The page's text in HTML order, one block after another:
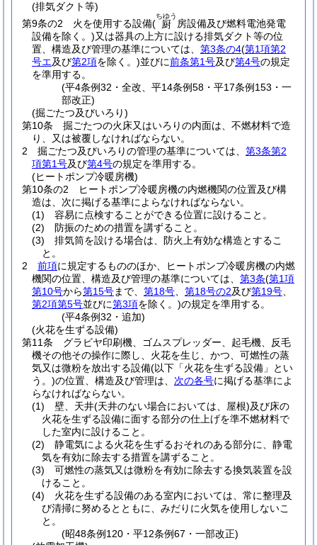
(排気ダクト等)
第9条の2
火を使用する設備( 厨
ちゆう
房設備及び燃料電池発電
設備を除く。)又は器具の上方に設ける排気ダクト等の位
置、構造及び管理の基準については、 第3条の4(第1項第2
号エ及び第2項を除く。)並びに前条第1号及び第4号の規定
を準用する。
(平4条例32・全改、平14条例58・平17条例153・一
部改正)
(掘ごたつ及びいろり)
第10条
掘ごたつの火床又はいろりの内面は、不燃材料で造
り、又は被覆しなければならない。
2
掘ごたつ及びいろりの管理の基準については、 第3条第2
項第1号及び第4号の規定を準用する。
(ヒートポンプ冷暖房機)
第10条の2
ヒートポンプ冷暖房機の内燃機関の位置及び構
造は、次に掲げる基準によらなければならない。
(1)
容易に点検することができる位置に設けること。
(2)
防振のための措置を講ずること。
(3)
排気筒を設ける場合は、防火上有効な構造とするこ
と。
2
前項に規定するもののほか、ヒートポンプ冷暖房機の内燃
機関の位置、構造及び管理の基準については、 第3条(第1項
第10号から第15号まで、 第18号 第18号の2及び第19号
第2項第5号並びに第3項を除く。)の規定を準用する。
(平4条例32・追加)
(火花を生ずる設備)
第11条
グラビヤ印刷機、ゴムスプレッダー、起毛機、反毛
機その他その操作に際し、火花を生じ、かつ、可燃性の蒸
気又は微粉を放出する設備(以下「火花を生ずる設備」とい
う。)の位置、構造及び管理は、 次の各号に掲げる基準によ
らなければならない。
(1)
壁、天井(天井のない場合においては、屋根)及び床の
火花を生ずる設備に面する部分の仕上げを準不燃材料で
した室内に設けること。
(2)
静電気による火花を生ずるおそれのある部分に、静電
気を有効に除去する措置を講ずること。
(3)
可燃性の蒸気又は微粉を有効に除去する換気装置を設
けること。
(4)
火花を生ずる設備のある室内においては、常に整理及
び清掃に努めるとともに、みだりに火気を使用しないこ
と。
(昭48条例120・平12条例67・一部改正)